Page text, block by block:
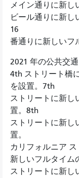
メイン通りに新し
ビール通りに新し
16
番通りに新しいフ
2021 年の公共交
4th ストリート橋
を設置。7th
ストリートに新し
置。8th
ストリートに新し
置。
カリフォルニア
新しいフルタイム
ストリートに新し